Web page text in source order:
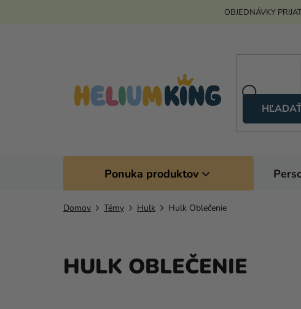
OBJEDNÁVKY
Ponuka produktov
Domov Témy Hulk Hulk Oblečenie
HULK OBLEČENIE